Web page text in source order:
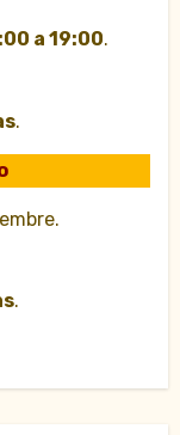
a 19:00.
.
.